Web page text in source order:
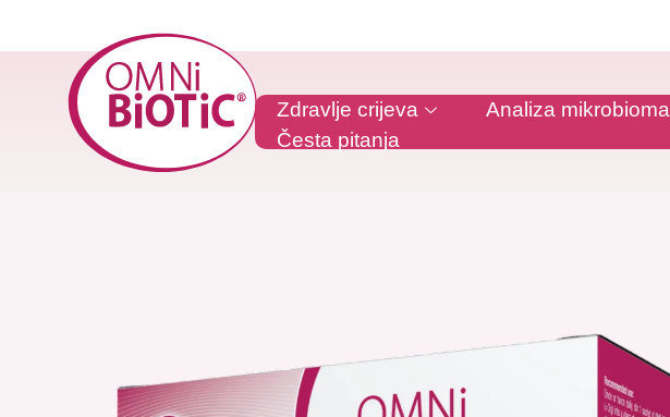
Zdravlje crijeva Analiza mikrobioma
Česta pitanja